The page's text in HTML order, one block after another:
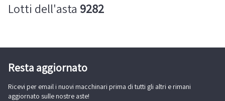
Lotti dell'asta 9282
Resta aggiornato
Ricevi per email i nuovi macchinari prima di tutti gli altri e rimani
aggiornato sulle nostre aste!